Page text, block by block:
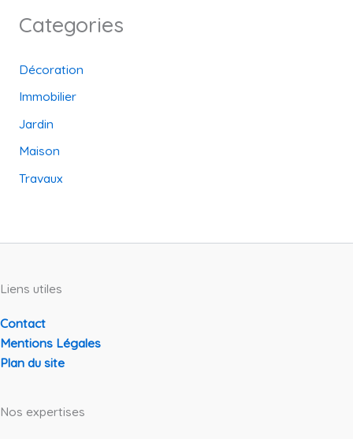
Categories
Décoration
Immobilier
Jardin
Maison
Travaux
Liens utiles
Contact
Mentions Légales
Plan du site
Nos expertises